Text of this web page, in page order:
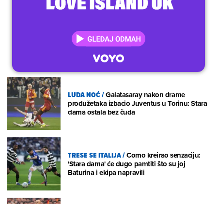
LUDA NOĆ/Galatasaray nakon drame
produžetaka izbacio Juventus u Torinu: Stara
dama ostala bez čuda
TRESE SE ITALIJA/Como kreirao senzaciju:
'Stara dama' će dugo pamtiti što su joj
Baturina i ekipa napravili